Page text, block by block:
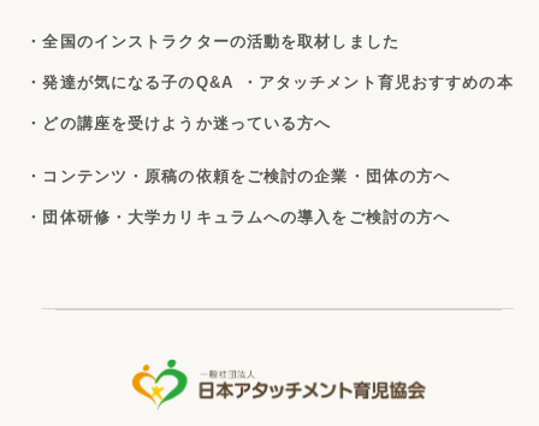
・全国のインストラクターの活動を取材しました
・発達が気になる子のQ&A ・アタッチメント育児おすすめの本
・どの講座を受けようか迷っている方へ
・コンテンツ・原稿の依頼をご検討の企業・団体の方へ
・団体研修・大学カリキュラムへの導入をご検討の方へ